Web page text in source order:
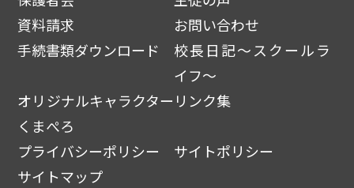
資料請求
お問い合わせ
手続書類ダウンロード
校長日記～スクールラ
イフ～
オリジナルキャラクター
くまぺろ
リンク集
プライバシーポリシー
サイトポリシー
サイトマップ